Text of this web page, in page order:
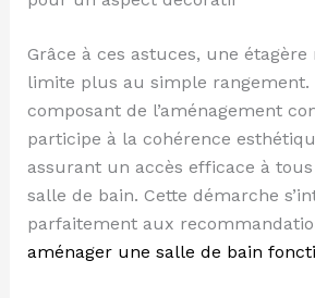
Grâce à ces astuces, une
limite plus au simple rangement.
composant de l’aménagement
participe à la cohérence
assurant un accès efficace à
salle de bain. Cette démarche
parfaitement aux
aménager une salle de bain